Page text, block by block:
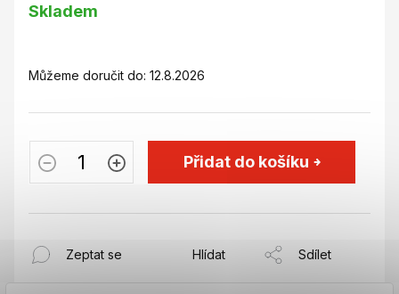
cena:
Skladem
Můžeme doručit do: 12.8.2026
Přidat do košíku
Zeptat se Hlídat Sdílet